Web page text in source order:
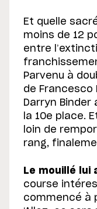
Et quelle
moins de 12
entre
Parvenu à
de Francesco
Darryn Binder
la 10e place.
loin de
rang,
Le mouillé lui
course
commencé à